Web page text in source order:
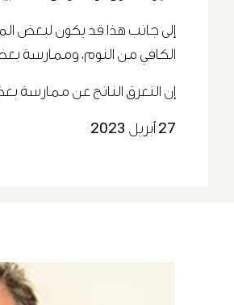
إلى جانب هذا قد يكون لبعض
الكافي من النوم، وممارسة
إن التعرق الناتج عن ممارسة
27 أبريل 2023